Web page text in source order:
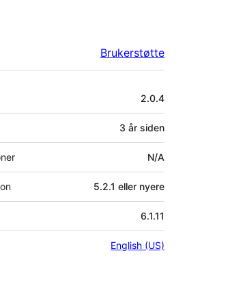
Brukerstøtte
2.0.4
3 år siden
N/A
5.2.1 eller nyere
6.1.11
English (US)